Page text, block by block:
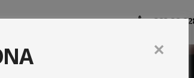
+383 38
✕